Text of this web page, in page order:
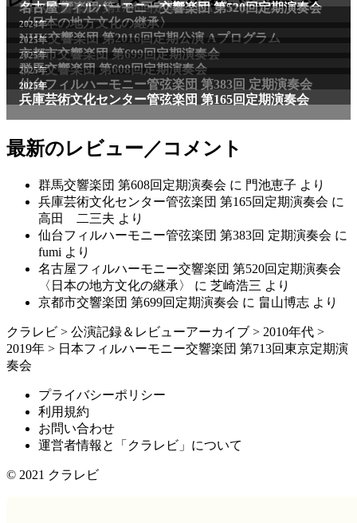
NHK交響楽団 第1706回定期公演Aプログラム
名古屋フィルハーモニー交響楽団 第520回定期演奏会
〈日本の地方文化の継承〉
2024年
NHK交響楽団 第2016回定期公演 Aプログラム
2025年
京都市交響楽団 第699回定期演奏会
2025年
群馬交響楽団 第608回定期演奏会
2025年
仙台フィルハーモニー管弦楽団 第383回 定期演奏会
2025年
兵庫芸術文化センター管弦楽団 第165回定期演奏会
最新のレビュー／コメント
群馬交響楽団 第608回定期演奏会 に 門池恵子 より
兵庫芸術文化センター管弦楽団 第165回定期演奏会 に
高田 二三夫 より
仙台フィルハーモニー管弦楽団 第383回 定期演奏会 に
fumi より
名古屋フィルハーモニー交響楽団 第520回定期演奏会
〈日本の地方文化の継承〉
に 芝崎浩三 より
京都市交響楽団 第699回定期演奏会 に 畠山博志 より
クラレビ > 公演記録＆レビューアーカイブ > 2010年代 >
2019年 > 日本フィルハーモニー交響楽団 第713回東京定期演
奏会
プライバシーポリシー
利用規約
お問い合わせ
運営者情報と「クラレビ」について
© 2021 クラレビ